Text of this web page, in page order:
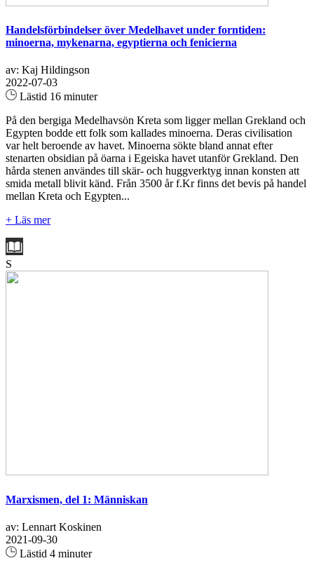
Handelsförbindelser över Medelhavet under forntiden:
minoerna, mykenarna, egyptierna och fenicierna
av: Kaj Hildingson
2022-07-03
Lästid 16 minuter
På den bergiga Medelhavsön Kreta som ligger mellan Grekland och
Egypten bodde ett folk som kallades minoerna. Deras civilisation
var helt beroende av havet. Minoerna sökte bland annat efter
stenarten obsidian på öarna i Egeiska havet utanför Grekland. Den
hårda stenen användes till skär- och huggverktyg innan konsten att
smida metall blivit känd. Från 3500 år f.Kr finns det bevis på handel
mellan Kreta och Egypten...
+ Läs mer
S
Marxismen, del 1: Människan
av: Lennart Koskinen
2021-09-30
Lästid 4 minuter